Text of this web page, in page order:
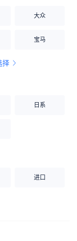
大众
宝马
择
日系
进口